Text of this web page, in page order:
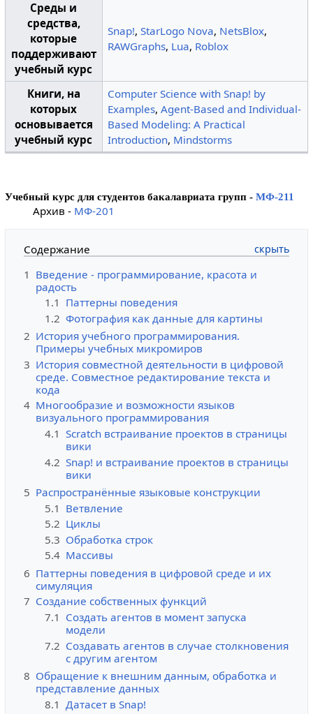
Среды и
средства,
которые
поддерживают
учебный курс
Snap!,StarLogo Nova, NetsBlox,
RAWGraphs, Lua, Roblox
Книги, на
которых
основывается
учебный курс
Computer Science with Snap! by
Examples,Agent-Based and Individual-
Based Modeling: A Practical
Introduction, Mindstorms
Учебный курс для студентов бакалавриата групп - МФ-211
Архив - МФ-201
Содержание
1 Введение - программирование, красота и
радость
1.1 Паттерны поведения
1.2 Фотография как данные для картины
2 История учебного программирования.
Примеры учебных микромиров
3 История совместной деятельности в цифровой
среде. Совместное редактирование текста и
кода
4 Многообразие и возможности языков
визуального программирования
4.1 Scratch встраивание проектов в страницы
вики
4.2 Snap! и встраивание проектов в страницы
вики
5 Распространённые языковые конструкции
5.1 Ветвление
5.2 Циклы
5.3 Обработка строк
5.4 Массивы
6 Паттерны поведения в цифровой среде и их
симуляция
7 Создание собственных функций
7.1 Создать агентов в момент запуска
модели
7.2 Создавать агентов в случае столкновения
с другим агентом
8 Обращение к внешним данным, обработка и
представление данных
8.1 Датасет в Snap!